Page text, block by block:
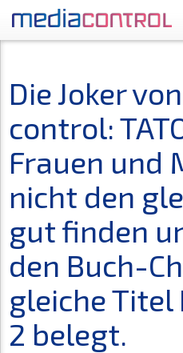
Die Joker
control:
Frauen und
nicht den
gut finden
den Buch-
gleiche Titel
2 belegt.